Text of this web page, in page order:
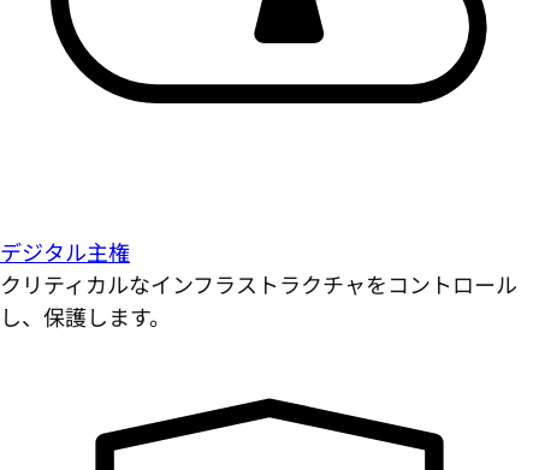
デジタル主権
クリティカルなインフラストラクチャをコントロール
し、保護します。